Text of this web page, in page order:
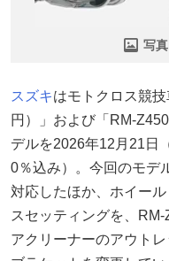
写
スズキはモトクロス競
円）」および「RM-
デルを2026年12月21日
0％込み）。今回のモデ
対応したほか、ホイー
スセッティングを、
アクリーナーのアウト